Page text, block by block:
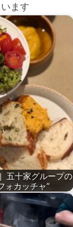
ます
五十家グループの
ォカッチャ”